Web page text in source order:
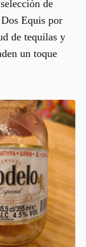
de
Equis por
de tequilas y
un toque